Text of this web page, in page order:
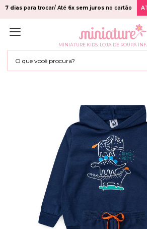
7 dias para trocar/ Até 6x sem juros no cartão
MINIATURE KIDS: LOJA DE ROUPA